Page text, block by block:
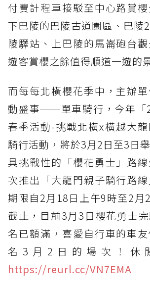
付費計程車接駁至中心路賞櫻
下巴陵的巴陵古道園區、巴陵
陵驛站、上巴陵的馬崙砲台
遊客賞櫻之餘值得順道一遊的
而每每北橫櫻花季中，主辦
動盛事──單車騎行，今年「
春季活動-挑戰北橫x橫越大
騎行活動，將於3月2日至3日
具挑戰性的「櫻花勇士」路
次推出「大龍門親子騎行路
期限自2月18日上午9時至2月
截止，目前3月3日櫻花勇士
名已額滿，喜愛自行車的車
名3月2日的場次！休
https://reurl.cc/VN7EMA